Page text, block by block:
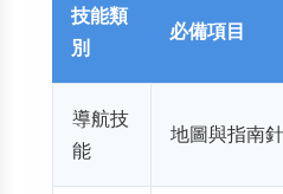
技能類
別
必備項目
導航技
能
地圖與指南